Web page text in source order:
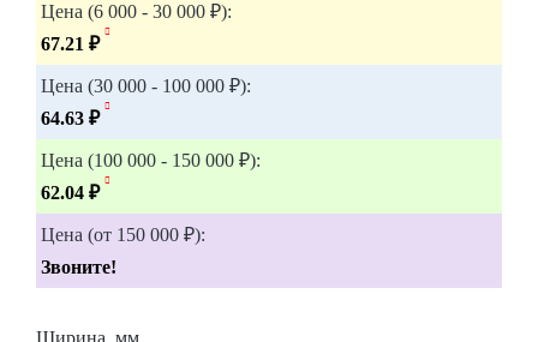
Цена (6 000 - 30 000 ₽):
67.21 ₽
Цена (30 000 - 100 000 ₽):
64.63 ₽
Цена (100 000 - 150 000 ₽):
62.04 ₽
Цена (от 150 000 ₽):
Звоните!
Ширина, мм